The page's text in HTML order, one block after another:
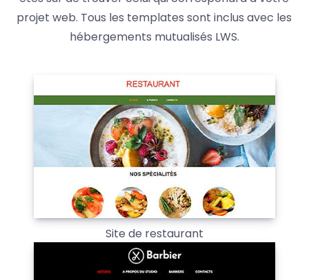
projet web. Tous les templates sont inclus avec les
hébergements mutualisés LWS.
Site de restaurant